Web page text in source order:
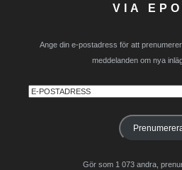
VIA
Ange din e-postadress för att
meddelanden om nya
E-
Gör som 1 073 andra,